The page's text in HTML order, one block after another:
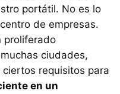
portátil. No es lo
de empresas.
proliferado
ciudades,
requisitos para
en un